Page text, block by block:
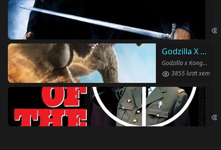
Godzilla X Kong: Đế Chế Mới
Godzilla x Kong: The New Empire (2024)
3855 lượt xem